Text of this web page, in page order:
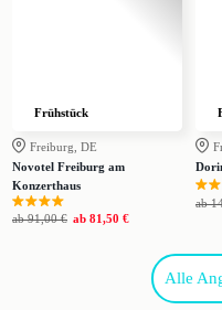
Frühstück
Freiburg, DE
Novotel Freiburg am
Konzerthaus
ab 91,00 € ab 81,50 €
ab
Alle